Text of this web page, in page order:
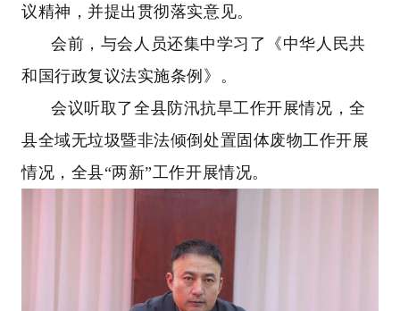
议精神，并提出贯彻落实意见。
会前，与会人员还集中学习了《中华人民共
和国行政复议法实施条例》。
会议听取了全县防汛抗旱工作开展情况，全
县全域无垃圾暨非法倾倒处置固体废物工作开展
情况，全县“两新”工作开展情况。